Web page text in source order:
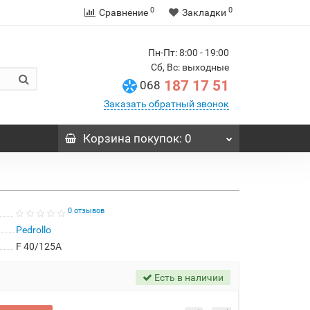
Сравнение 0 Закладки 0
Пн-Пт: 8:00 - 19:00
Сб, Вс: выходные
068 187 17 51
Заказать обратный звонок
Корзинапокупок: 0
0 отзывов
Pedrollo
F 40/125A
Есть в наличии